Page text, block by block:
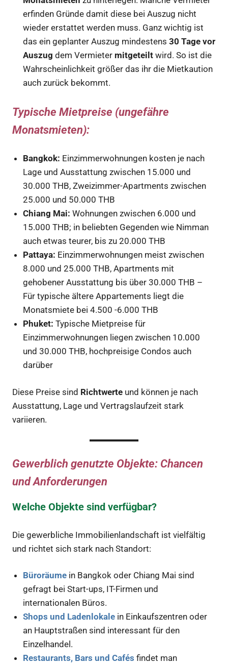
erfinden Gründe damit diese bei Auszug nicht
wieder erstattet werden muss. Ganz wichtig ist
das ein geplanter Auszug mindestens30 Tage vor
Auszugdem Vermieter mitgeteiltwird. So ist die
Wahrscheinlichkeit größer das ihr die Mietkaution
auch zurück bekommt.
Typische Mietpreise (ungefähre
Monatsmieten):
Bangkok: Einzimmerwohnungen kosten je nach
Lage und Ausstattung zwischen 15.000 und
30.000 THB, Zweizimmer-Apartments zwischen
25.000 und 50.000 THB
Chiang Mai: Wohnungen zwischen 6.000 und
15.000 THB; in beliebten Gegenden wie Nimman
auch etwas teurer, bis zu 20.000 THB
Pattaya: Einzimmerwohnungen meist zwischen
8.000 und 25.000 THB, Apartments mit
gehobener Ausstattung bis über 30.000 THB –
Für typische ältere Appartements liegt die
Monatsmiete bei 4.500 -6.000 THB
Phuket: Typische Mietpreise für
Einzimmerwohnungen liegen zwischen 10.000
und 30.000 THB, hochpreisige Condos auch
darüber
Diese Preise sind Richtwerte und können je nach
Ausstattung, Lage und Vertragslaufzeit stark
variieren.
Gewerblich genutzte Objekte: Chancen
und Anforderungen
Welche Objekte sind verfügbar?
Die gewerbliche Immobilienlandschaft ist vielfältig
und richtet sich stark nach Standort:
Büroräume in Bangkok oder Chiang Mai sind
gefragt bei Start-ups, IT-Firmen und
internationalen Büros.
Shops und Ladenlokale in Einkaufszentren oder
an Hauptstraßen sind interessant für den
Einzelhandel.
Restaurants, Bars und Cafés findet man